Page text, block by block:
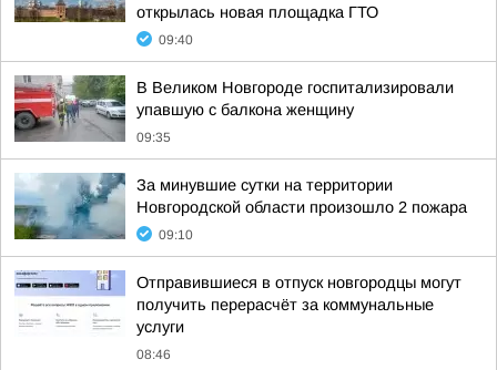
открылась новая площадка ГТО
09:40
В Великом Новгороде госпитализировали
упавшую с балкона женщину
09:35
За минувшие сутки на территории
Новгородской области произошло 2 пожара
09:10
Отправившиеся в отпуск новгородцы могут
получить перерасчёт за коммунальные
услуги
08:46